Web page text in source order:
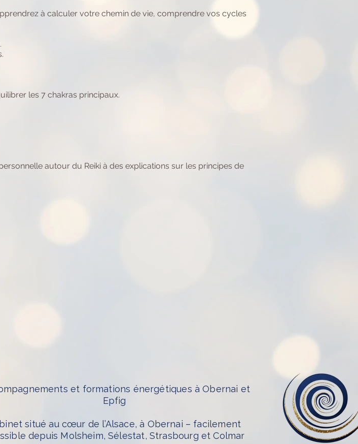
à calculer votre chemin de vie, comprendre vos cycles
les 7 chakras principaux.
autour du Reiki à des explications sur les principes de
et formations énergétiques à Obernai et
Epfig
situé au cœur de l’Alsace, à Obernai – facilement
depuis Molsheim, Sélestat, Strasbourg et Colmar